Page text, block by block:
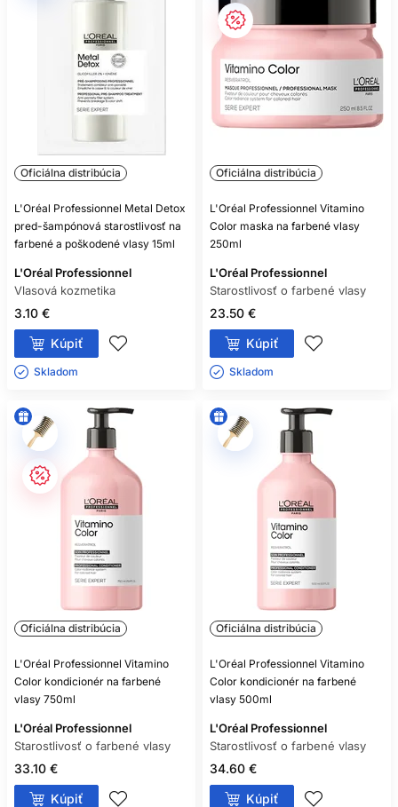
Oficiálna distribúcia
L'Oréal Professionnel Metal Detox
pred-šampónová starostlivosť na
farbené a poškodené vlasy 15ml
L'Oréal Professionnel
Vlasová kozmetika
3.10 €
Kúpiť
Skladom ㅤ
Oficiálna distribúcia
L'Oréal Professionnel Vitamino
Color maska na farbené vlasy
250ml
L'Oréal Professionnel
Starostlivosť o farbené vlasy
23.50 €
Kúpiť
Skladom ㅤ
Oficiálna distribúcia
L'Oréal Professionnel Vitamino
Color kondicionér na farbené
vlasy 750ml
L'Oréal Professionnel
Starostlivosť o farbené vlasy
33.10 €
Kúpiť
Oficiálna distribúcia
L'Oréal Professionnel Vitamino
Color kondicionér na farbené
vlasy 500ml
L'Oréal Professionnel
Starostlivosť o farbené vlasy
34.60 €
Kúpiť